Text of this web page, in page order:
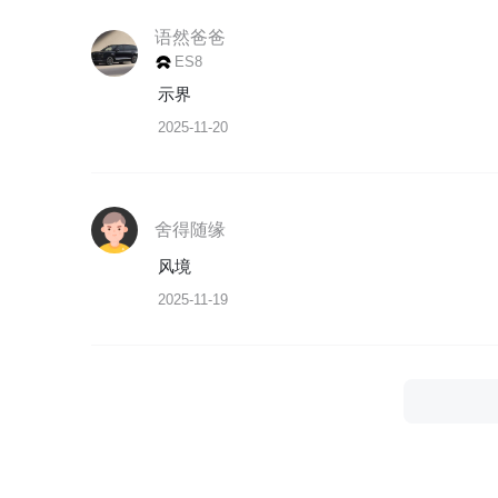
语然爸爸
ES8
示界
2025-11-20
舍得随缘
风境
2025-11-19